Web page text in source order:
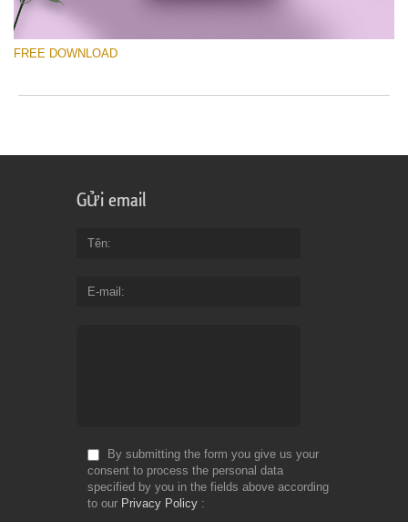
FREE DOWNLOAD
Gửi email
Tên
E-mail
By submitting the form you give us your
consent to process the personal data
specified by you in the fields above according
to our Privacy Policy